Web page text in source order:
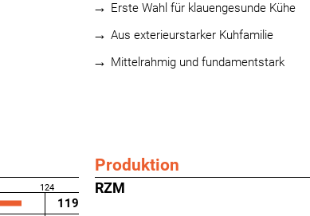
Erste Wahl für klauengesunde Kühe
Aus exterieurstarker Kuhfamilie
Mittelrahmig und fundamentstark
124
119
Produktion
RZM